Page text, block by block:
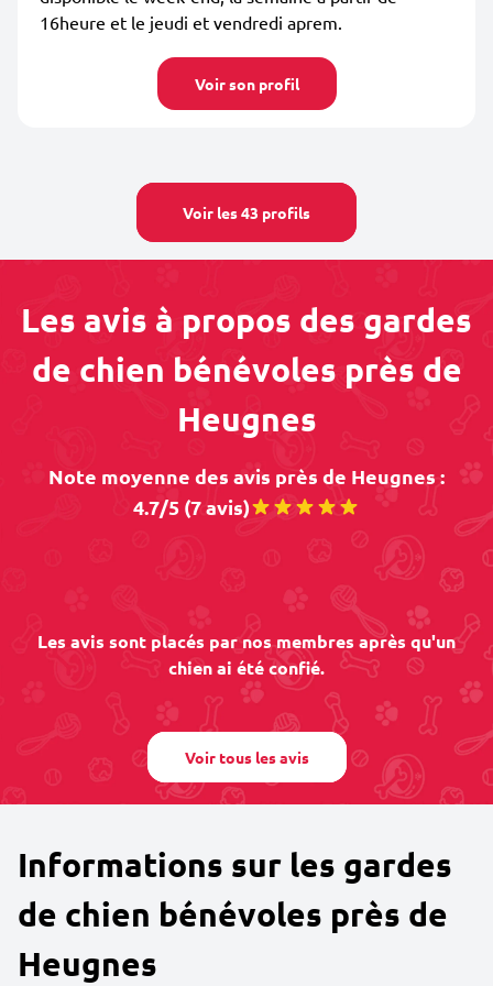
16heure et le jeudi et vendredi aprem.
Voir son profil
Voir les 43 profils
Les avis à propos des gardes
de chien bénévoles près de
Heugnes
Note moyenne des avis près de Heugnes :
4.7/5 (7 avis)
Les avis sont placés par nos membres après qu'un
chien ai été confié.
Voir tous les avis
Informations sur les gardes
de chien bénévoles près de
Heugnes